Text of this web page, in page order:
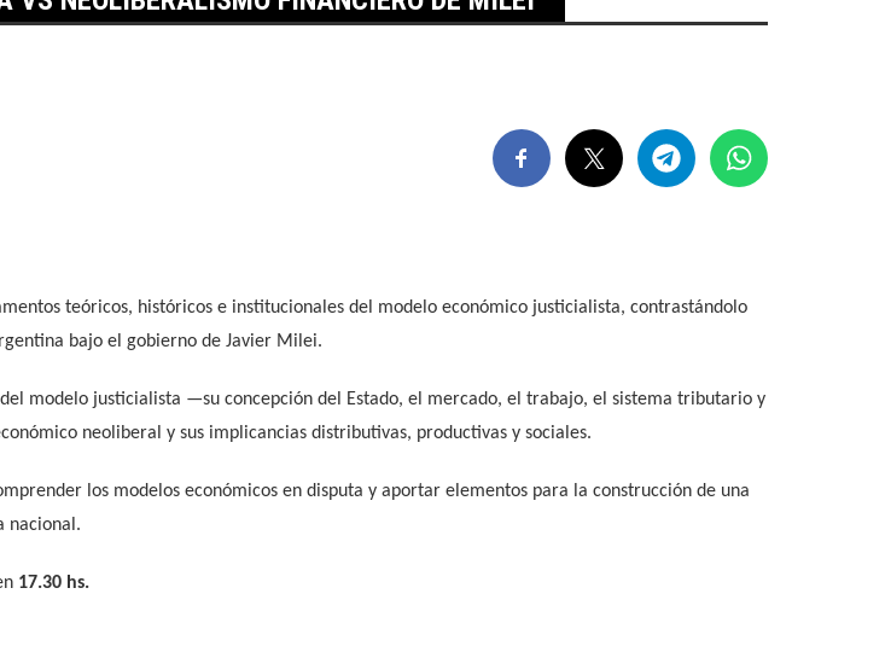
teóricos, históricos e institucionales del modelo económico justicialista, contrastándolo
bajo el gobierno de Javier Milei.
modelo justicialista —su concepción del Estado, el mercado, el trabajo, el sistema tributario y
neoliberal y sus implicancias distributivas, productivas y sociales.
los modelos económicos en disputa y aportar elementos para la construcción de una
nacional.
17.30 hs.